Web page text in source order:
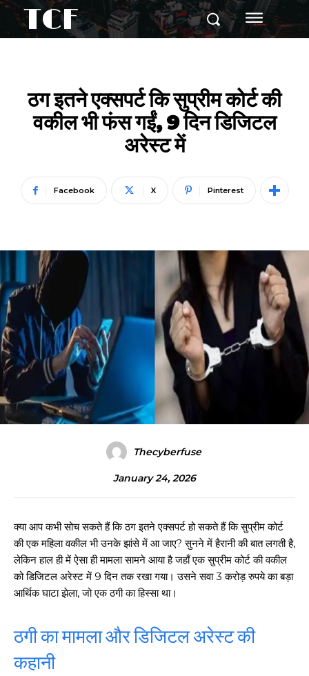
TCF
ठग इतने एक्सपर्ट कि सुप्रीम कोर्ट की
वकील भी फंस गईं, 9 दिन डिजिटल
अरेस्ट में
Facebook X Pinterest
Thecyberfuse
January 24, 2026
क्या आप कभी सोच सकते हैं कि ठग इतने एक्सपर्ट हो सकते हैं कि सुप्रीम कोर्ट
की एक महिला वकील भी उनके झांसे में आ जाए? सुनने में हैरानी की बात लगती है,
लेकिन हाल ही में ऐसा ही मामला सामने आया है जहाँ एक सुप्रीम कोर्ट की वकील
को डिजिटल अरेस्ट में 9 दिन तक रखा गया। उसने सवा 3 करोड़ रुपये का बड़ा
आर्थिक घाटा झेला, जो एक ठगी का हिस्सा था।
ठगी का मामला और डिजिटल अरेस्ट की
कहानी